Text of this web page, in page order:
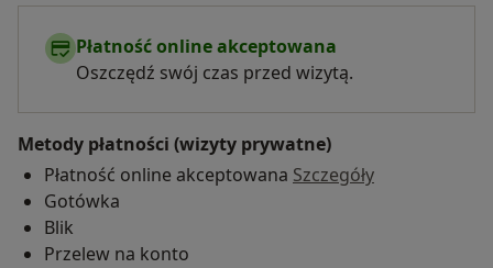
Płatność online akceptowana
Oszczędź swój czas przed wizytą.
Metody płatności (wizyty prywatne)
Płatność online akceptowana Szczegóły
Gotówka
Blik
Przelew na konto